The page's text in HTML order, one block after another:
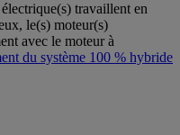
travaillent en
le(s) moteur(s)
avec le moteur à
du système 100 % hybride